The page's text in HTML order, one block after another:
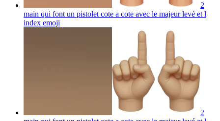
2
main qui font un pistolet cote a cote avec le majeur levé et l
index emoji
2